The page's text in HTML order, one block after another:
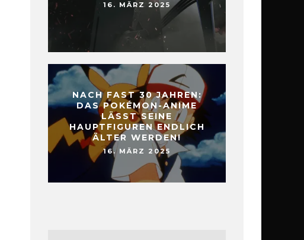
16. MÄRZ 2025
NACH FAST 30 JAHREN:
DAS POKÉMON-ANIME
LÄSST SEINE
HAUPTFIGUREN ENDLICH
ÄLTER WERDEN!
16. MÄRZ 2025